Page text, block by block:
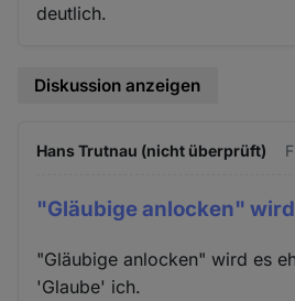
deutlich.
Diskussion anzeigen
Hans Trutnau (nicht überprüft)
"Gläubige anlocken"
"Gläubige anlocken" wird es
'Glaube' ich.